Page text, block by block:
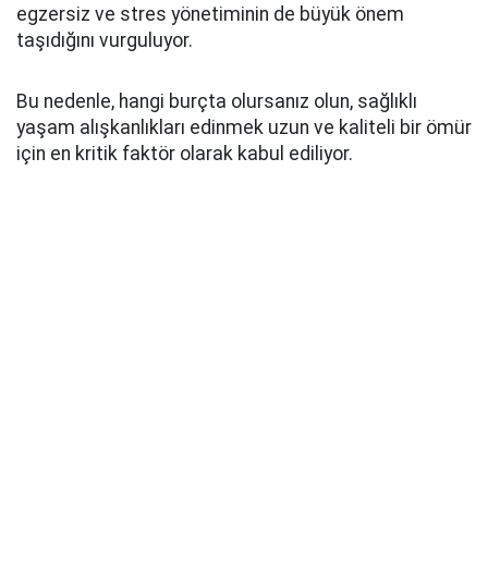
egzersiz ve stres yönetiminin de büyük önem
taşıdığını vurguluyor.
Bu nedenle, hangi burçta olursanız olun, sağlıklı
yaşam alışkanlıkları edinmek uzun ve kaliteli bir ömür
için en kritik faktör olarak kabul ediliyor.